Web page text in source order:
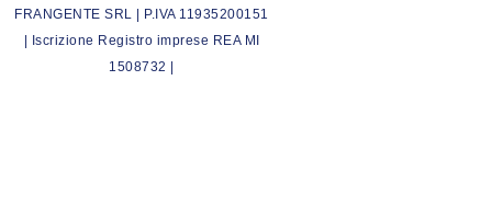
FRANGENTE SRL | P.IVA 11935200151
| Iscrizione Registro imprese REA MI
1508732 |